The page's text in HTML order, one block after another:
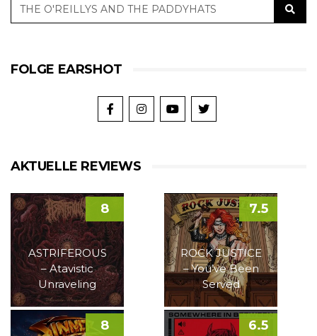
FOLGE EARSHOT
AKTUELLE REVIEWS
ASTRIFEROUS
– Atavistic
Unraveling
8
ROCK JUSTICE
– You’ve Been
Served
7.5
8 6.5